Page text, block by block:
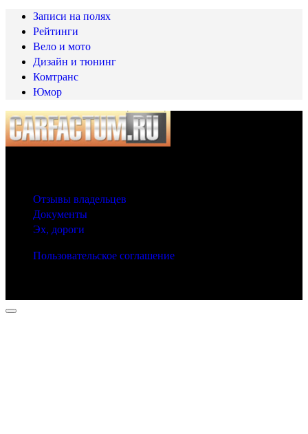
Записи на полях
Рейтинги
Вело и мото
Дизайн и тюнинг
Комтранс
Юмор
Отзывы владельцев
Документы
Эх, дороги
Пользовательское соглашение